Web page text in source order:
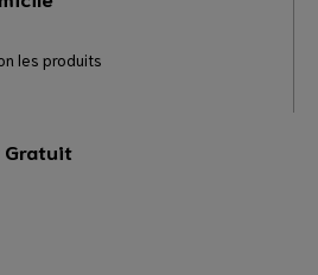
les produits
Gratuit